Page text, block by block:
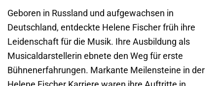
Geboren in Russland und aufgewachsen in
Deutschland, entdeckte Helene Fischer früh ihre
Leidenschaft für die Musik. Ihre Ausbildung als
Musicaldarstellerin ebnete den Weg für erste
Bühnenerfahrungen. Markante Meilensteine in der